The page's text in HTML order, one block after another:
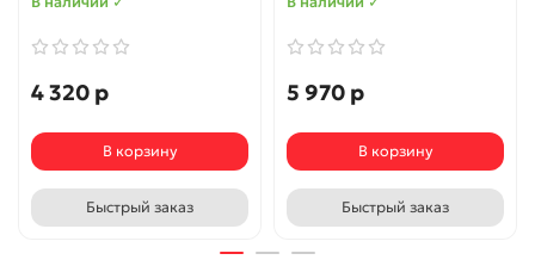
4 320 р
В корзину
Быстрый заказ
5 970 р
В корзину
Быстрый заказ